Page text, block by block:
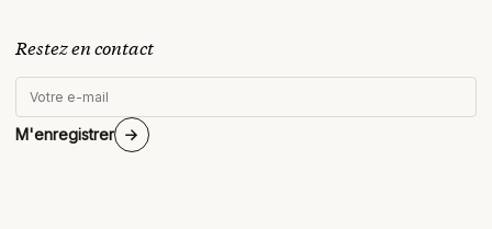
Restez en contact
M'enregistrer